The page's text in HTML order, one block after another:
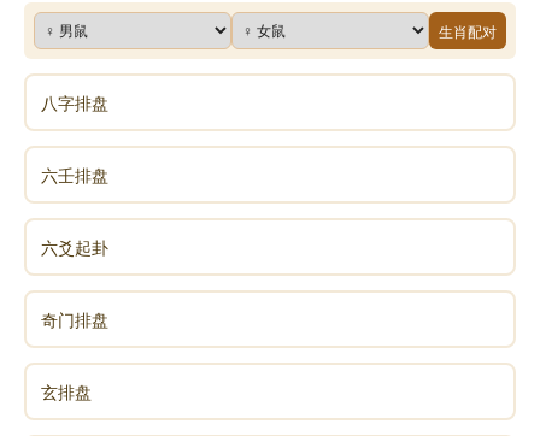
生肖配对
八字排盘
六壬排盘
六爻起卦
奇门排盘
玄排盘